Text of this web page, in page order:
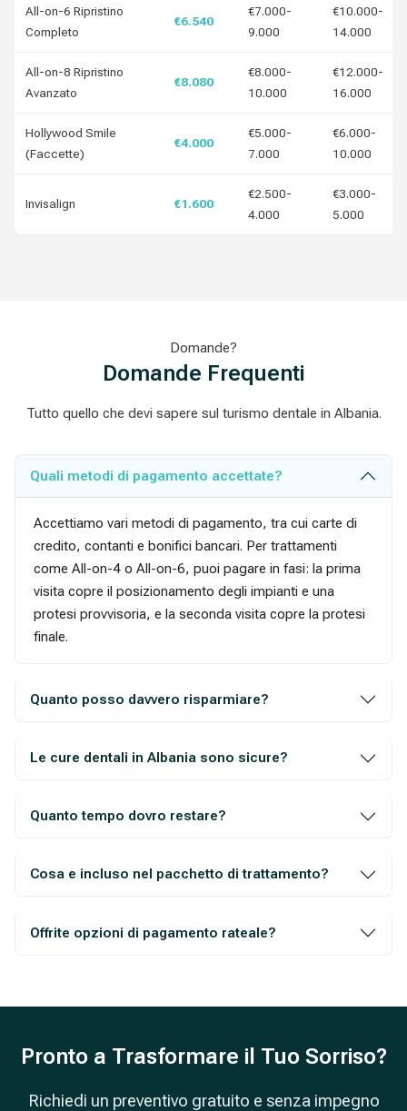
All-on-6 Ripristino
Completo
€6.540
€7.000-
9.000
€10.000-
14.000
All-on-8 Ripristino
Avanzato
€8.080
€8.000-
10.000
€12.000-
16.000
Hollywood Smile
(Faccette)
€4.000
€5.000-
7.000
€6.000-
10.000
Invisalign €1.600
€2.500-
4.000
€3.000-
5.000
Domande?
Domande Frequenti
Tutto quello che devi sapere sul turismo dentale in Albania.
Quali metodi di pagamento accettate?
Accettiamo vari metodi di pagamento, tra cui carte di
credito, contanti e bonifici bancari. Per trattamenti
come All-on-4 o All-on-6, puoi pagare in fasi: la prima
visita copre il posizionamento degli impianti e una
protesi provvisoria, e la seconda visita copre la protesi
finale.
Quanto posso davvero risparmiare?
Le cure dentali in Albania sono sicure?
Quanto tempo dovro restare?
Cosa e incluso nel pacchetto di trattamento?
Offrite opzioni di pagamento rateale?
Pronto a Trasformare il Tuo Sorriso?
Richiedi un preventivo gratuito e senza impegno